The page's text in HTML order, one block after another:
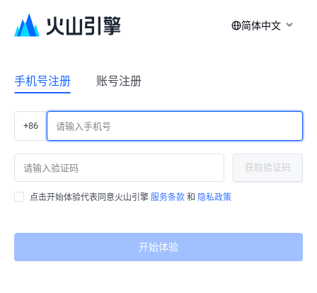
简体中文
手机号注册 账号注册
+86
获取验证码
点击开始体验代表同意火山引擎 服务条款 和 隐私政策
开始体验